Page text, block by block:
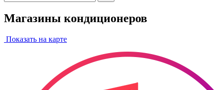
Магазины кондиционеров
Показать на карте